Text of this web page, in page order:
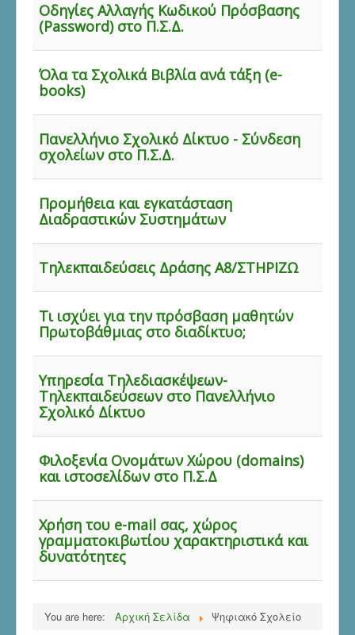
Οδηγίες Αλλαγής Κωδικού Πρόσβασης
(Password) στο Π.Σ.Δ.
Όλα τα Σχολικά Βιβλία ανά τάξη (e-
books)
Πανελλήνιο Σχολικό Δίκτυο - Σύνδεση
σχολείων στο Π.Σ.Δ.
Προμήθεια και εγκατάσταση
Διαδραστικών Συστημάτων
Τηλεκπαιδεύσεις Δράσης Α8/ΣΤΗΡΙΖΩ
Τι ισχύει για την πρόσβαση μαθητών
Πρωτοβάθμιας στο διαδίκτυο;
Υπηρεσία Τηλεδιασκέψεων-
Τηλεκπαιδεύσεων στο Πανελλήνιο
Σχολικό Δίκτυο
Φιλοξενία Ονομάτων Χώρου (domains)
και ιστοσελίδων στο Π.Σ.Δ
Χρήση του e-mail σας, χώρος
γραμματοκιβωτίου χαρακτηριστικά και
δυνατότητες
You are here: Αρχική Σελίδα Ψηφιακό Σχολείο